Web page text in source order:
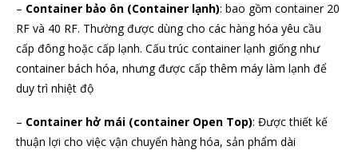
– Container bảo ôn (Container lạnh): bao gồm container 20
RF và 40 RF. Thường được dùng cho các hàng hóa yêu cầu
cấp đông hoặc cấp lạnh. Cấu trúc container lạnh giống như
container bách hóa, nhưng được cấp thêm máy làm lạnh để
duy trì nhiệt độ
– Container hở mái (container Open Top): Được thiết kế
thuận lợi cho việc vận chuyển hàng hóa, sản phẩm dài